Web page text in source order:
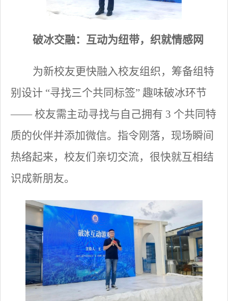
破冰交融：互动为纽带，织就情感网
为新校友更快融入校友组织，筹备组特
别设计 “寻找三个共同标签” 趣味破冰环节
—— 校友需主动寻找与自己拥有 3 个共同特
质的伙伴并添加微信。指令刚落，现场瞬间
热络起来，校友们亲切交流，很快就互相结
识成新朋友。